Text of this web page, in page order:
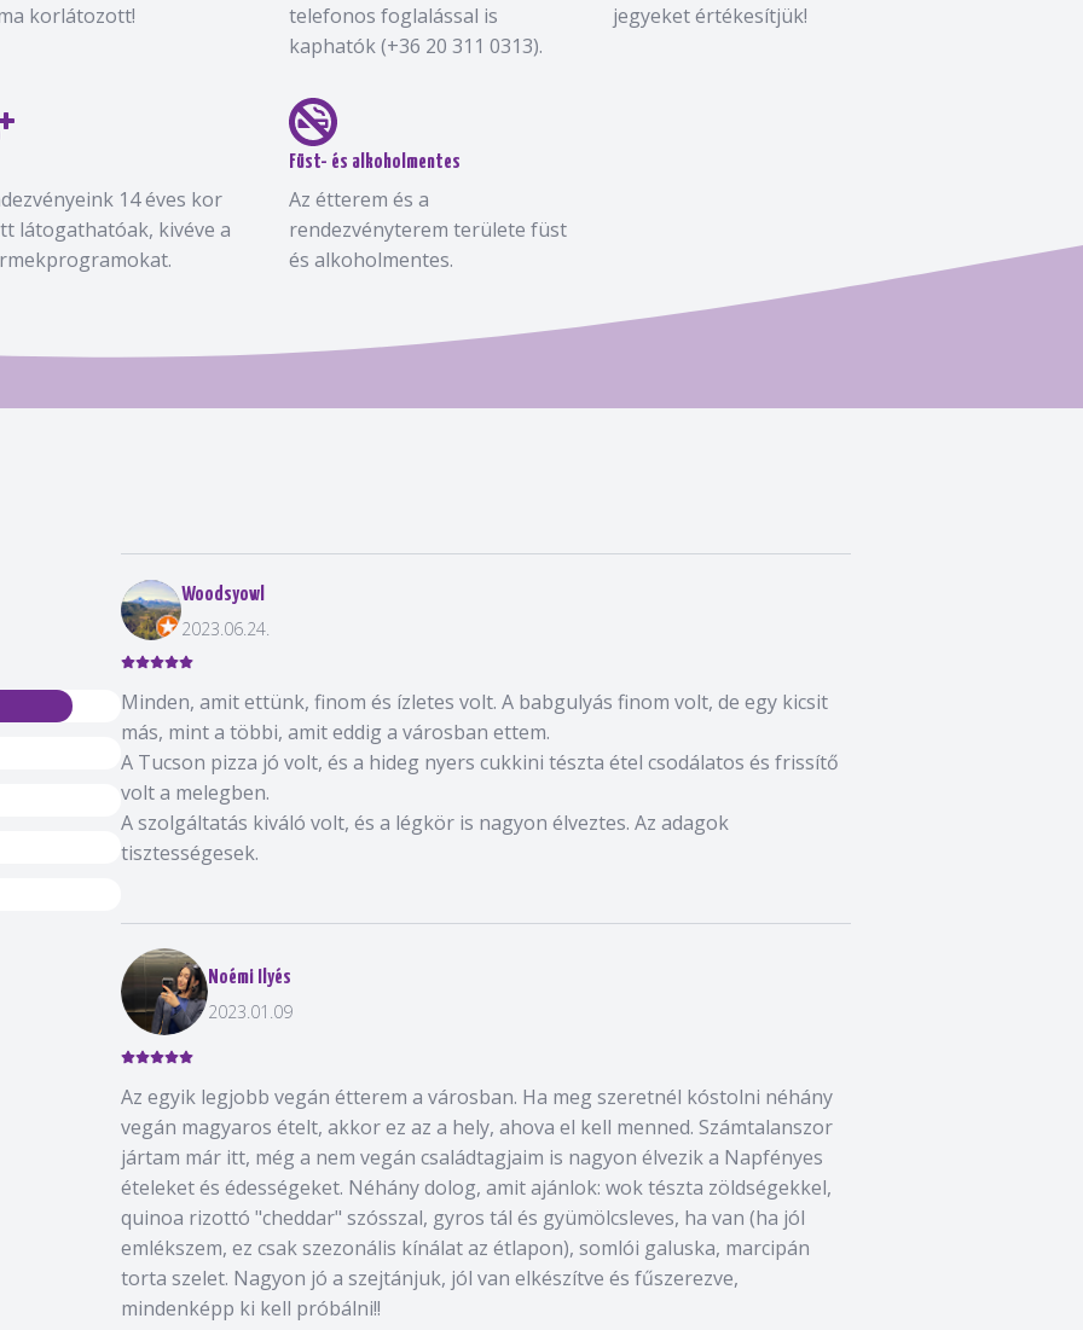
korlátozott!
telefonos foglalással is
kaphatók (+36 20 311 0313).
jegyeket értékesítjük!
14 éves kor
látogathatóak, kivéve a
Füst- és alkoholmentes
Az étterem és a
rendezvényterem területe füst
és alkoholmentes.
Woodsyowl
2023.06.24.
Minden, amit ettünk, finom és ízletes volt. A babgulyás finom volt, de egy kicsit
más, mint a többi, amit eddig a városban ettem.
A Tucson pizza jó volt, és a hideg nyers cukkini tészta étel csodálatos és frissítő
volt a melegben.
A szolgáltatás kiváló volt, és a légkör is nagyon élveztes. Az adagok
tisztességesek.
Noémi Ilyés
2023.01.09
Az egyik legjobb vegán étterem a városban. Ha meg szeretnél kóstolni néhány
vegán magyaros ételt, akkor ez az a hely, ahova el kell menned. Számtalanszor
jártam már itt, még a nem vegán családtagjaim is nagyon élvezik a Napfényes
ételeket és édességeket. Néhány dolog, amit ajánlok: wok tészta zöldségekkel,
quinoa rizottó "cheddar" szósszal, gyros tál és gyümölcsleves, ha van (ha jól
emlékszem, ez csak szezonális kínálat az étlapon), somlói galuska, marcipán
torta szelet. Nagyon jó a szejtánjuk, jól van elkészítve és fűszerezve,
mindenképp ki kell próbálni!!